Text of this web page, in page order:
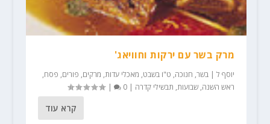
מרק בשר עם ירקות וחוויאג'
יוסף ל| בשר, חנוכה, ט"ו בשבט, מאכלי עדות, מרקים, פורים, פסח,
ראש השנה, שבועות, תבשילי קדרה |
0
|
קרא עוד